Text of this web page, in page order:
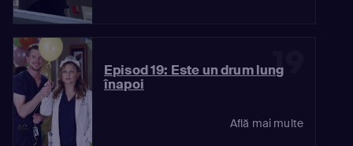
19
Episod 19: Este un drum lung
înapoi
Află mai multe